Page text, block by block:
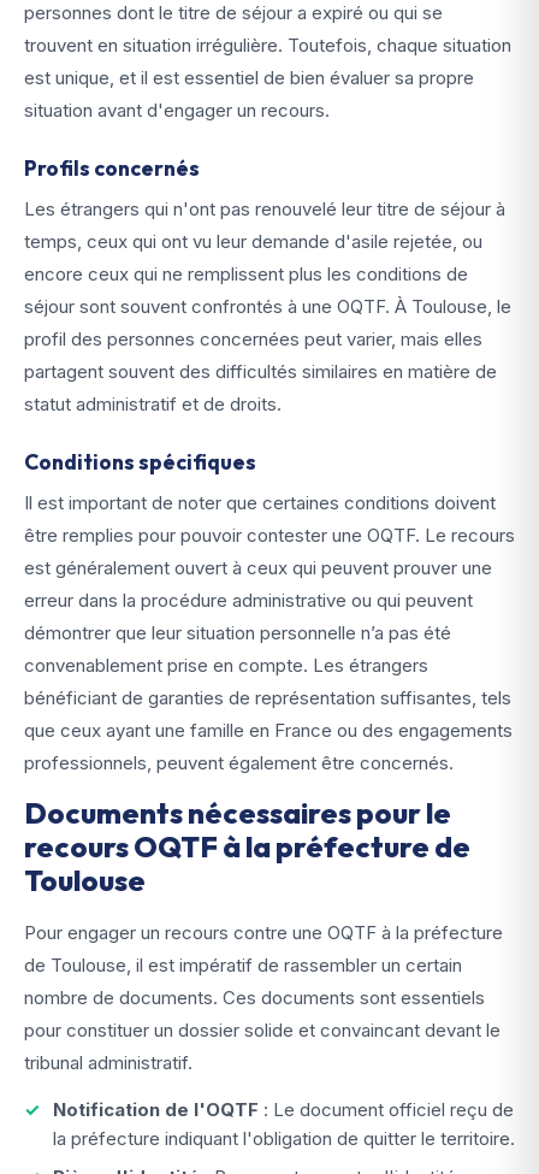
personnes dont le titre de séjour a expiré ou qui se
trouvent en situation irrégulière. Toutefois, chaque situation
est unique, et il est essentiel de bien évaluer sa propre
situation avant d'engager un recours.
Profils concernés
Les étrangers qui n'ont pas renouvelé leur titre de séjour à
temps, ceux qui ont vu leur demande d'asile rejetée, ou
encore ceux qui ne remplissent plus les conditions de
séjour sont souvent confrontés à une OQTF. À Toulouse, le
profil des personnes concernées peut varier, mais elles
partagent souvent des difficultés similaires en matière de
statut administratif et de droits.
Conditions spécifiques
Il est important de noter que certaines conditions doivent
être remplies pour pouvoir contester une OQTF. Le recours
est généralement ouvert à ceux qui peuvent prouver une
erreur dans la procédure administrative ou qui peuvent
démontrer que leur situation personnelle n’a pas été
convenablement prise en compte. Les étrangers
bénéficiant de garanties de représentation suffisantes, tels
que ceux ayant une famille en France ou des engagements
professionnels, peuvent également être concernés.
Documents nécessaires pour le
recours OQTF à la préfecture de
Toulouse
Pour engager un recours contre une OQTF à la préfecture
de Toulouse, il est impératif de rassembler un certain
nombre de documents. Ces documents sont essentiels
pour constituer un dossier solide et convaincant devant le
tribunal administratif.
Notification de l'OQTF : Le document officiel reçu de
la préfecture indiquant l'obligation de quitter le territoire.